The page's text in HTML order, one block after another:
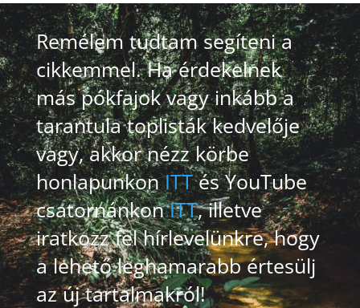
Remélem tudtam segíteni a
cikkemmel. Ha érdekelnek
más pókfajok vagy inkább a
tarantula toplisták kedvelője
vagy, akkor nézz körbe
honlapunkonITTés YouTube
csatornánkonITT, illetve
iratkozz fel hírlevelünkre, hogy
a lehető leghamarabb értesülj
az új tartalmakról!